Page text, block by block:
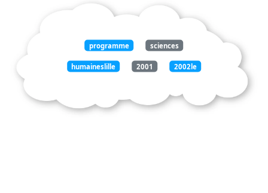
programme sciences
humaineslille 2001 2002le
divisé modules ethique